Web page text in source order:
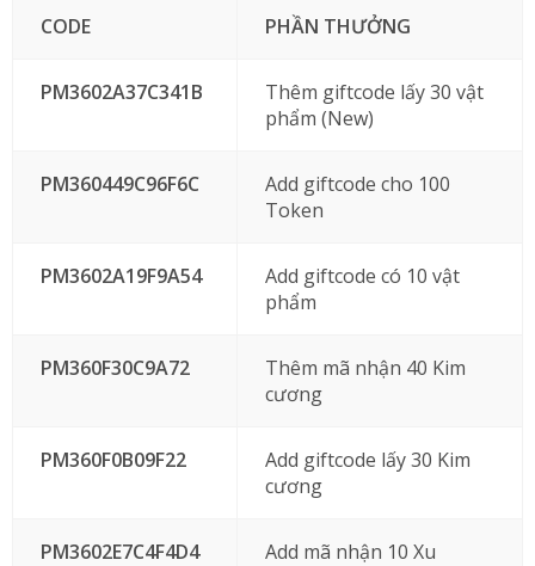
CODE PHẦN THƯỞNG
PM3602A37C341B
Thêm giftcode lấy 30 vật
phẩm (New)
PM360449C96F6C
Add giftcode cho 100
Token
PM3602A19F9A54
Add giftcode có 10 vật
phẩm
PM360F30C9A72
Thêm mã nhận 40 Kim
cương
PM360F0B09F22
Add giftcode lấy 30 Kim
cương
PM3602E7C4F4D4 Add mã nhận 10 Xu